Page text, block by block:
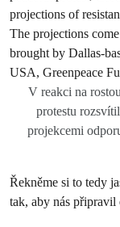
V reakci na
protestu
projekcemi
Řekněme si to tedy
tak, aby nás připravil